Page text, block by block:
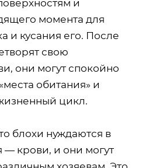
и
момента для
и кусания его. После
свою
они могут спокойно
обитания» и
цикл.
блохи нуждаются в
— крови, и они могут